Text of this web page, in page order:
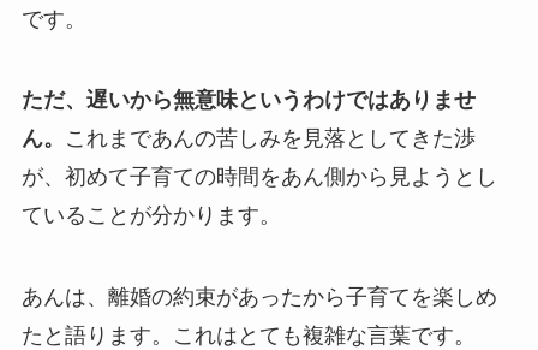
です。
ただ、遅いから無意味というわけではありませ
ん。
これまであんの苦しみを見落としてきた渉
が、初めて子育ての時間をあん側から見ようとし
ていることが分かります。
あんは、離婚の約束があったから子育てを楽しめ
たと語ります。これはとても複雑な言葉です。